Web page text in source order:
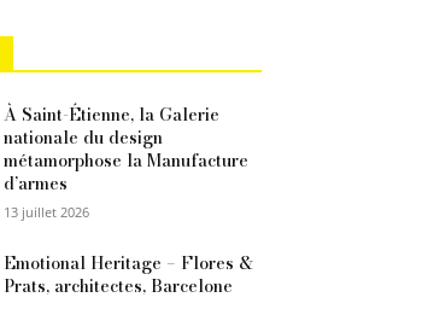
À Saint-Étienne, la Galerie
nationale du design
métamorphose la Manufacture
d’armes
13 juillet 2026
Emotional Heritage – Flores &
Prats, architectes, Barcelone